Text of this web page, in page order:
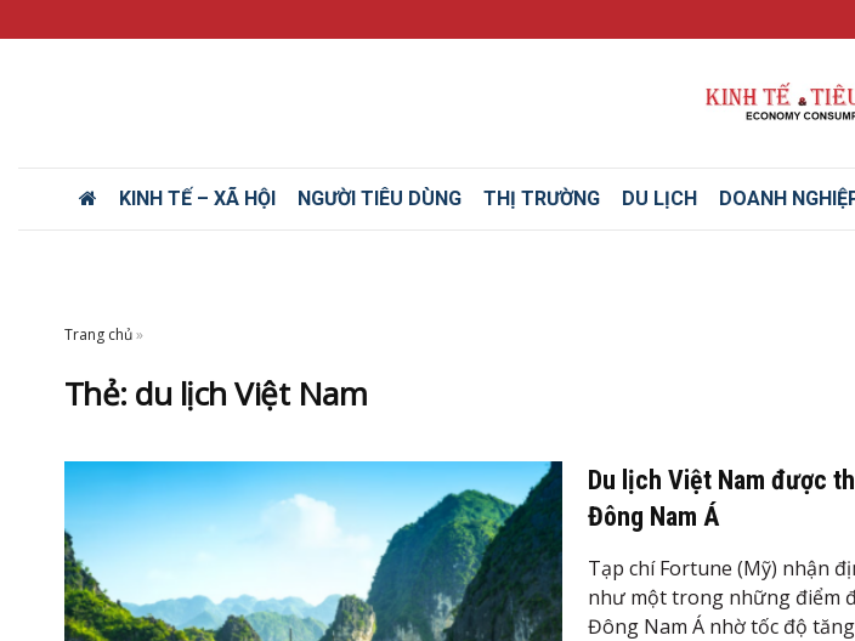
KINH TẾ – XÃ HỘI NGƯỜI TIÊU DÙNG THỊ TRƯỜNG DU LỊCH DOANH
Trang chủ»
Thẻ: du lịch Việt Nam
Du lịch Việt Nam được
Đông Nam Á
Tạp chí Fortune (Mỹ) nhận
như một trong những điểm
Đông Nam Á nhờ tốc độ